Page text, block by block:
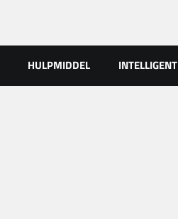
HULPMIDDEL INTELLIGENT